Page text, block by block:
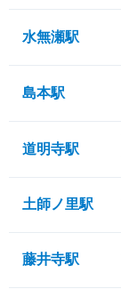
水無瀬駅
島本駅
道明寺駅
土師ノ里駅
藤井寺駅